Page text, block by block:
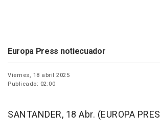
Europa Press notiecuador
Viernes, 18 abril 2025
Publicado: 02:00
SANTANDER, 18 Abr. (EUROPA